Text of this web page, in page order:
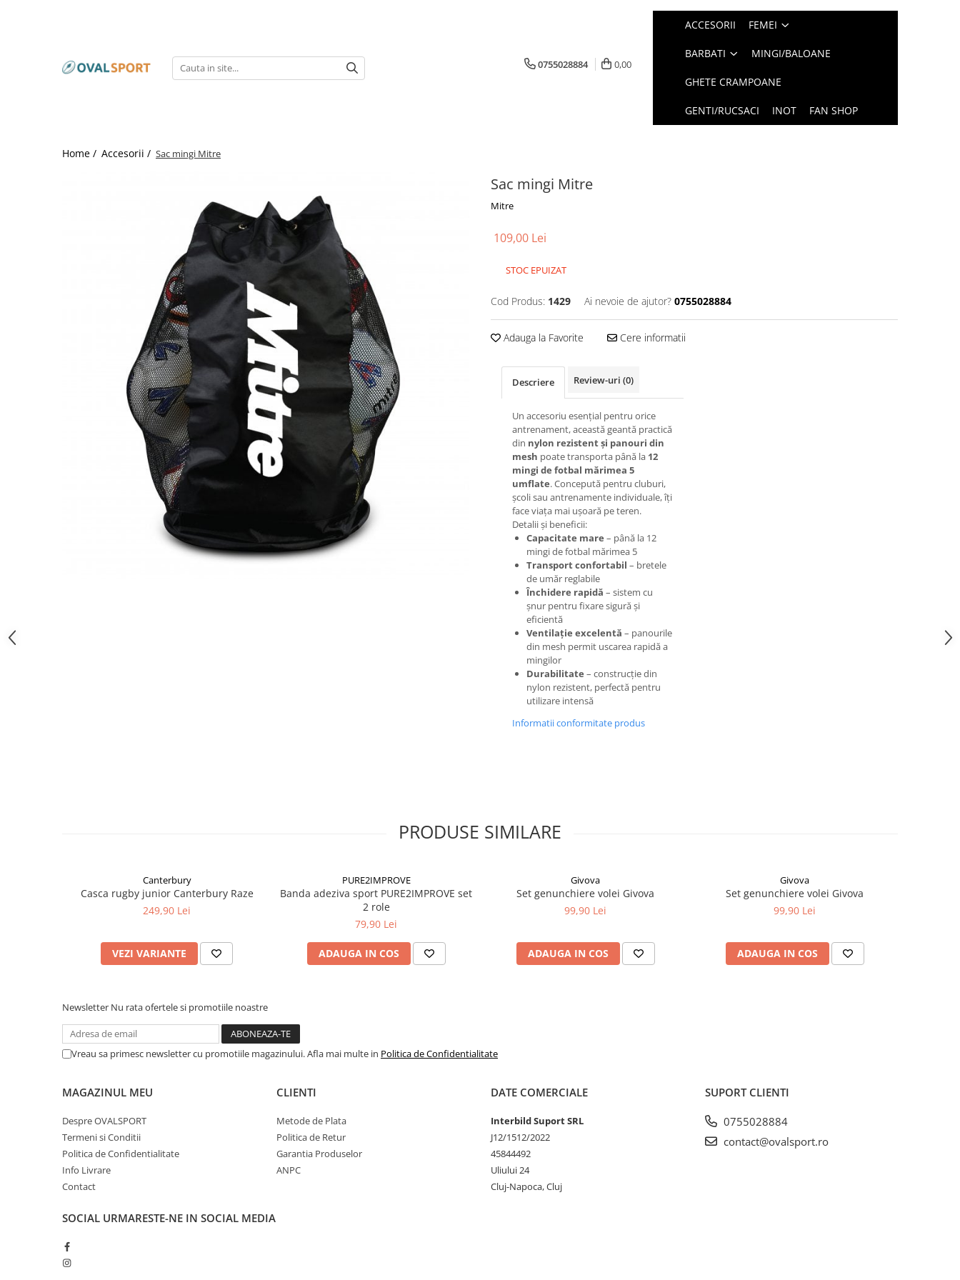
Imbracaminte
Imbracaminte
0755028884 0,00
ACCESORII FEMEI
BARBATI MINGI/BALOANE
GHETE CRAMPOANE
GENTI/RUCSACI INOT FAN SHOP
Home / Accesorii / Sac mingi Mitre
Sac mingi Mitre
Mitre
109,00 Lei
STOC EPUIZAT
Cod Produs: 1429 Ai nevoie de ajutor? 0755028884
Adauga la Favorite Cere informatii
Descriere Review-uri (0)
Un accesoriu esențial pentru orice
antrenament, această geantă practică
din nylon rezistent și panouri din
mesh poate transporta până la 12
mingi de fotbal mărimea 5
umflate. Concepută pentru cluburi,
școli sau antrenamente individuale, îți
face viața mai ușoară pe teren.
Detalii și beneficii:
Capacitate mare – până la 12
mingi de fotbal mărimea 5
Transport confortabil – bretele
de umăr reglabile
Închidere rapidă – sistem cu
șnur pentru fixare sigură și
eficientă
Ventilație excelentă – panourile
din mesh permit uscarea rapidă a
mingilor
Durabilitate – construcție din
nylon rezistent, perfectă pentru
utilizare intensă
Informatii conformitate produs
PRODUSE SIMILARE
Canterbury
Casca rugby junior Canterbury Raze
249,90 Lei
VEZI VARIANTE
PURE2IMPROVE
Banda adeziva sport PURE2IMPROVE set
2 role
79,90 Lei
ADAUGA IN COS
Givova
Set genunchiere volei Givova
99,90 Lei
ADAUGA IN COS
Givova
Set genunchiere volei Givova
99,90 Lei
ADAUGA IN COS
Newsletter Nu rata ofertele si promotiile noastre
Vreau sa primesc newsletter cu promotiile magazinului. Afla mai multe in Politica de Confidentialitate
MAGAZINUL MEU
Despre OVALSPORT
Termeni si Conditii
Politica de Confidentialitate
Info Livrare
Contact
CLIENTI
Metode de Plata
Politica de Retur
Garantia Produselor
ANPC
DATE COMERCIALE
Interbild Suport SRL
J12/1512/2022
45844492
Uliului 24
Cluj-Napoca, Cluj
SUPORT CLIENTI
0755028884
contact@ovalsport.ro
SOCIAL URMARESTE-NE IN SOCIAL MEDIA